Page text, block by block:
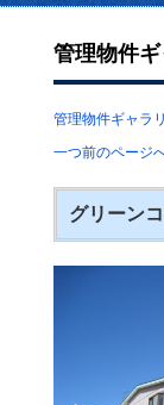
管理物件
管理物件ギャラ
一つ前のページ
グリーン